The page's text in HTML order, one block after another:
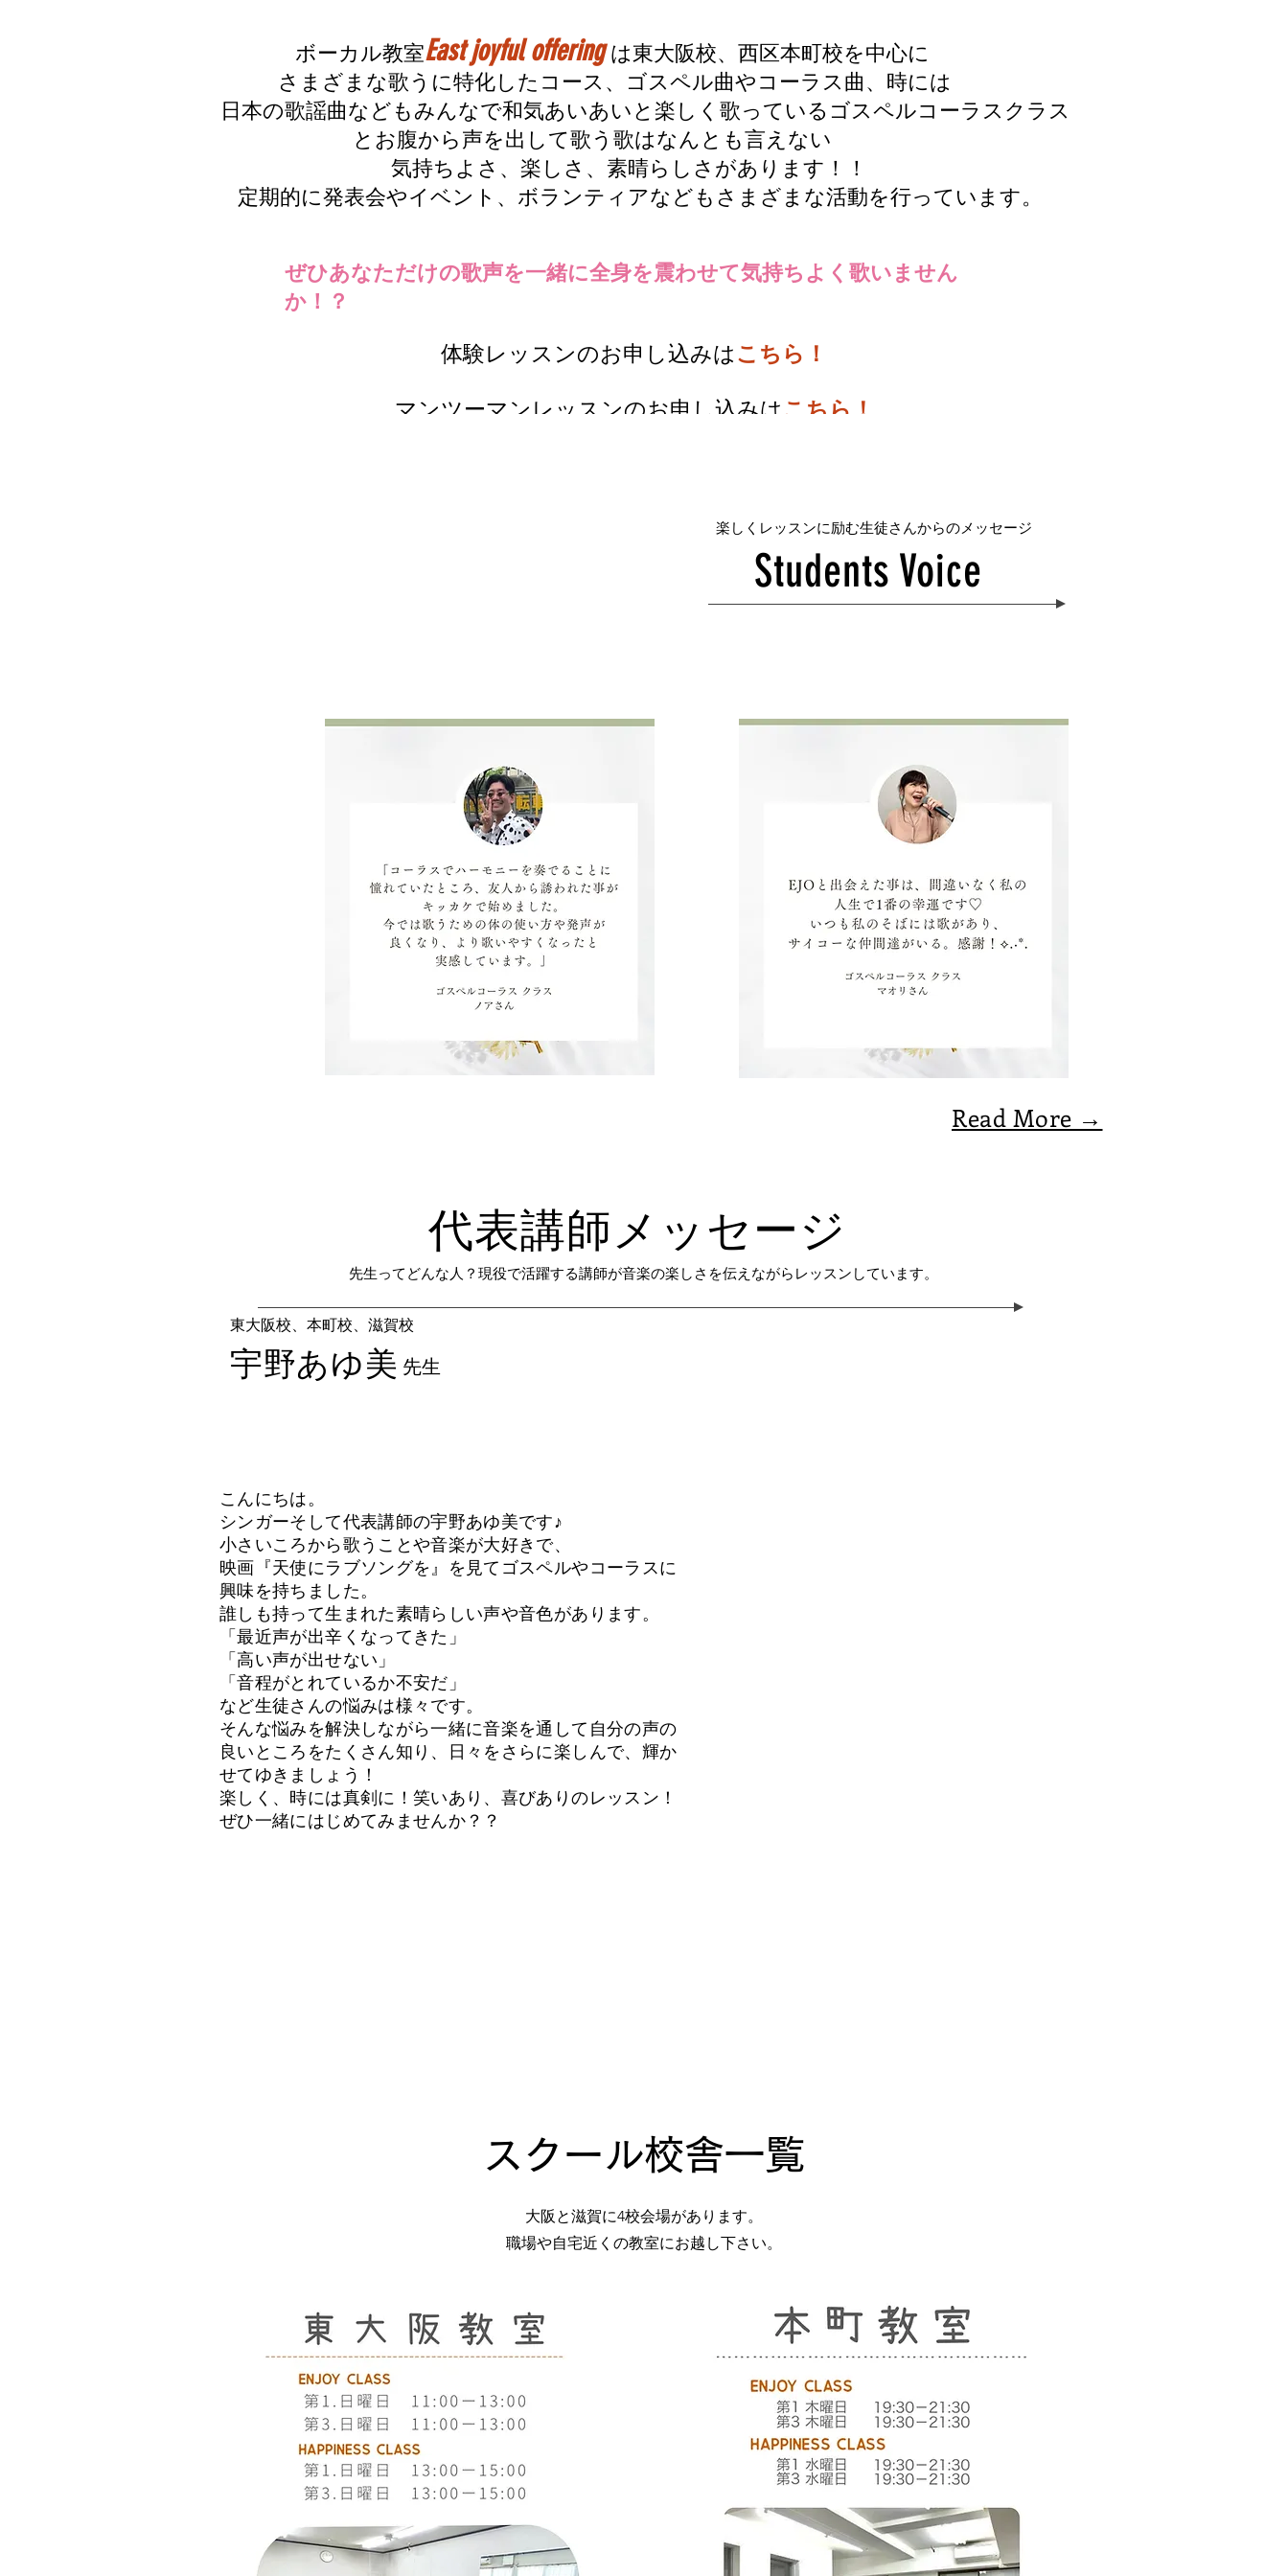
ボーカル教室East joyful offeringは東大阪校、西区本町校を中心に
さまざまな歌うに特化したコース、ゴスペル曲やコーラス曲、時には
日本の歌謡曲などもみんなで和気あいあいと楽しく歌っているゴスペルコーラスクラス
とお腹から声を出して歌う歌はなんとも言えない
気持ちよさ、楽しさ、素晴らしさがあります！！
定期的に発表会やイベント、ボランティアなどもさまざまな活動を行っています。
ぜひあなただけの歌声を一緒に全身を震わせて気持ちよく歌いません
か！？
体験レッスンのお申し込みはこちら！
マンツーマンレッスンのお申し込みは こちら！
​楽しくレッスンに励む生徒さんからのメッセージ
Students Voice
Read More →
​代表講師メッセージ
先生ってどんな人？現役で活躍する講師が音楽の楽しさを伝えながらレッスンしています。
​宇野あゆ美 ​先生
東大阪校、本町校、滋賀校
​こんにちは。
シンガーそして代表講師の宇野あゆ美です♪
小さいころから歌うことや音楽が大好きで、
映画『天使にラブソングを』を見てゴスペルやコーラスに
興味を持ちました。
誰しも持って生まれた素晴らしい声や音色があります。
「最近声が出辛くなってきた」
「高い声が出せない」
「音程がとれているか不安だ」
など生徒さんの悩みは様々です。
そんな悩みを解決しながら一緒に音楽を通して自分の声の
良いところをたくさん知り、日々をさらに楽しんで、輝か
せてゆきましょう！
楽しく、時には真剣に！笑いあり、喜びありのレッスン！
ぜひ一緒にはじめてみませんか？？
​スクール校舎一覧
大阪と滋賀に4校会場があります。
職場や自宅近くの教室にお越し下さい。